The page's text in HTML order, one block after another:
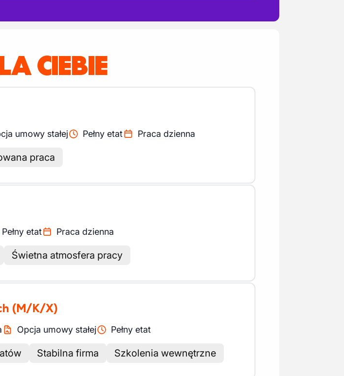
CIEBIE
umowy stałej Pełny etat Praca dzienna
praca
Pełny etat Praca dzienna
Świetna atmosfera pracy
(M/K/X)
Opcja umowy stałej Pełny etat
Stabilna firma Szkolenia wewnętrzne